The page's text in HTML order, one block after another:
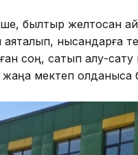
былтыр желтоқсан
нысандарға
соң, сатып алу-
мектеп қолданысқа